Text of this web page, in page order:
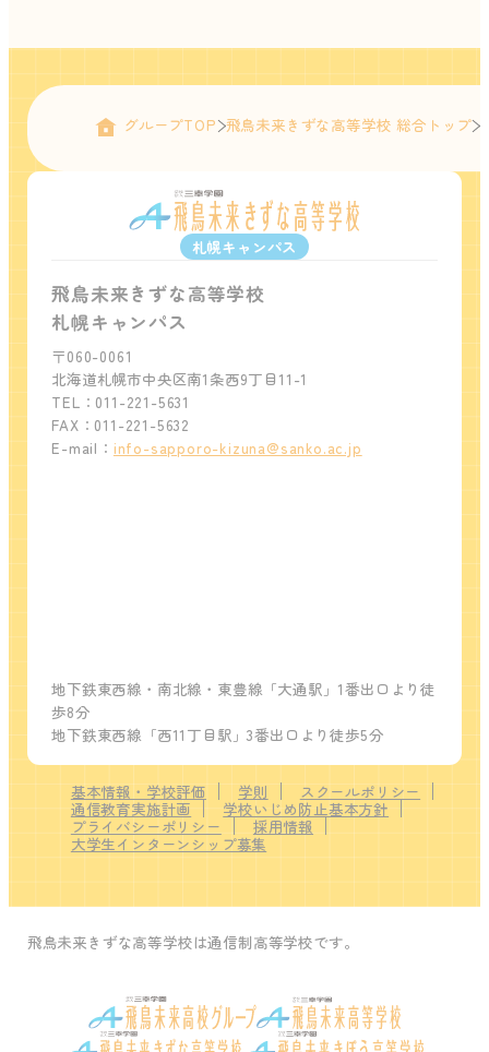
グループTOP 飛鳥未来きずな高等学校 総合トップ
札幌キャンパス
飛鳥未来きずな高等学校
札幌キャンパス
〒060-0061
北海道札幌市中央区南1条西9丁目11-1
TEL：011-221-5631
FAX：011-221-5632
E-mail： info-sapporo-kizuna@sanko.ac.jp
地下鉄東西線・南北線・東豊線「大通駅」1番出口より徒
歩8分
地下鉄東西線「西11丁目駅」3番出口より徒歩5分
基本情報・学校評価 学則
スクールポリシー
通信教育実施計画
学校いじめ防止基本方針
プライバシーポリシー
採用情報
大学生インターンシップ募集
飛鳥未来きずな高等学校は通信制高等学校です。